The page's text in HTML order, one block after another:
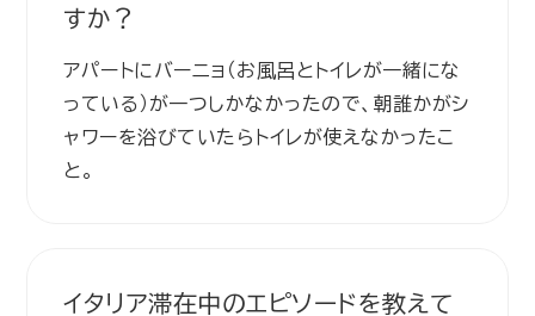
すか？
アパートにバーニョ（お風呂とトイレが一緒にな
っている）が一つしかなかったので、朝誰かがシ
ャワーを浴びていたらトイレが使えなかったこ
と。
イタリア滞在中のエピソードを教えて